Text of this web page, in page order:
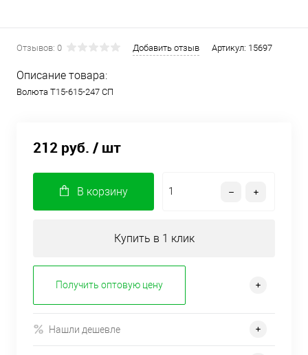
Отзывов: 0 Добавить отзыв Артикул: 15697
Описание товара:
Волюта Т15-615-247 СП
212 руб. / шт
В корзину
Купить в 1 клик
Получить оптовую цену
Нашли дешевле